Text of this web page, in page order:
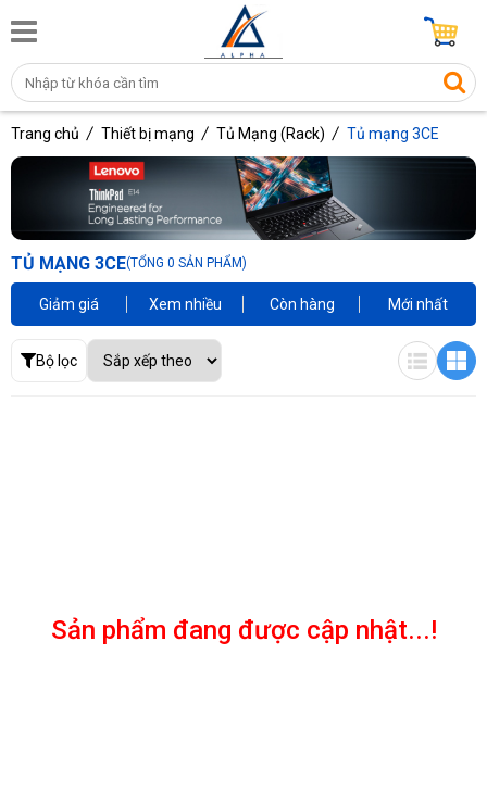
Trang chủ Thiết bị mạng Tủ Mạng (Rack) Tủ mạng 3CE
TỦ MẠNG 3CE(TỔNG 0 SẢN PHẨM)
Giảm giá Xem nhiều Còn hàng Mới nhất
Bộ lọc
Sản phẩm đang được cập nhật...!